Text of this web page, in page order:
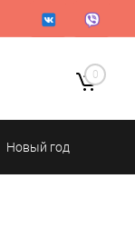
0
Новый год